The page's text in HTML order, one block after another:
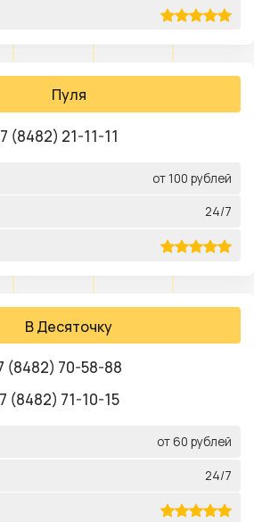
Пуля
(8482) 21-11-11
от 100 рублей
24/7
В Десяточку
(8482) 70-58-88
(8482) 71-10-15
от 60 рублей
24/7